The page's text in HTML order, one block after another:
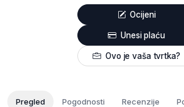
Ocijeni
Unesi plaću
Ovo je vaša tvrtka?
Pregled Pogodnosti Recenzije